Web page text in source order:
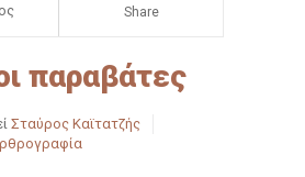
Share
παραβάτες
Σταύρος Καϊτατζής